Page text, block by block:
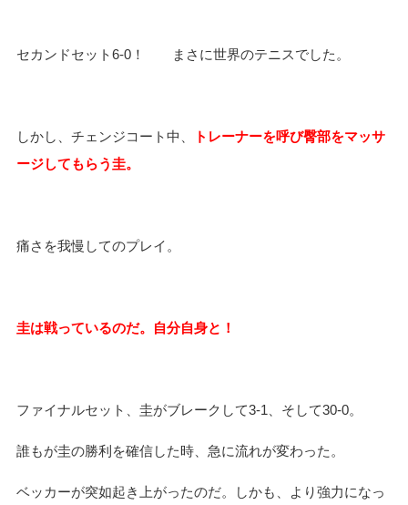
セカンドセット6-0！ まさに世界のテニスでした。
しかし、チェンジコート中、
トレーナーを呼び臀部をマッサ
ージしてもらう圭。
痛さを我慢してのプレイ。
圭は戦っているのだ。自分自身と！
ファイナルセット、圭がブレークして3-1 、そして30-0。
誰もが圭の勝利を確信した時、急に流れが変わった。
ベッカーが突如起き上がったのだ。しかも、より強力になっ